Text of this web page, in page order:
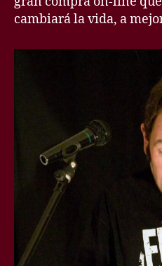
cambiará la vida, a